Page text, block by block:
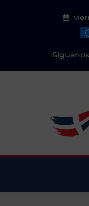
Síguenos